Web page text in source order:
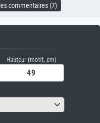
commentaires (7)
Hauteur (motif, cm)